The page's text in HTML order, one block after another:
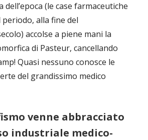
(le case farmaceutiche
alla fine del
accolse a piene mani la
di Pasteur, cancellando
Quasi nessuno conosce le
del grandissimo medico
venne abbracciato
industriale medico-